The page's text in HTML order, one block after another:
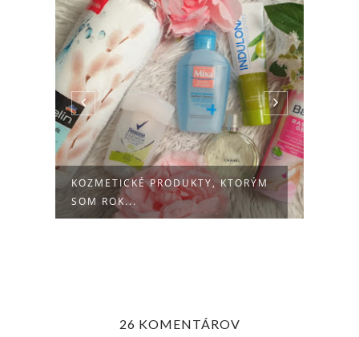
KOZMETICKÉ NOVINKY U MŇA
DOMA (3)
26 KOMENTÁROV